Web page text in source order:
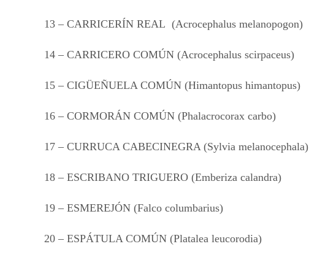
13 – CARRICERÍN REAL (Acrocephalus melanopogon)
14 – CARRICERO COMÚN (Acrocephalus scirpaceus)
15 – CIGÜEÑUELA COMÚN (Himantopus himantopus)
16 – CORMORÁN COMÚN (Phalacrocorax carbo)
17 – CURRUCA CABECINEGRA (Sylvia melanocephala)
18 – ESCRIBANO TRIGUERO (Emberiza calandra)
19 – ESMEREJÓN (Falco columbarius)
20 – ESPÁTULA COMÚN (Platalea leucorodia)